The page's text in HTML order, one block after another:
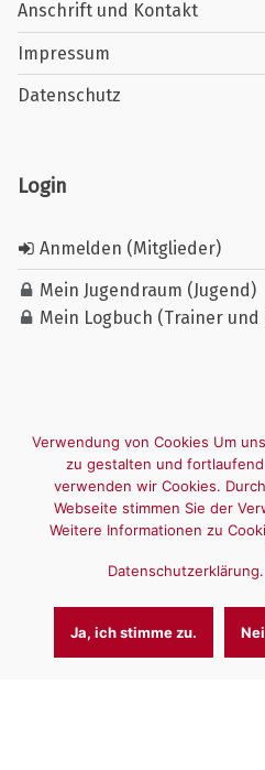
Anschrift und Kontakt
Impressum
Datenschutz
Login
Anmelden (Mitglieder)
Mein Jugendraum (Jugend)
Mein Logbuch (Trainer und
Verwendung von Cookies Um
zu gestalten und
verwenden wir Cookies.
Webseite stimmen Sie der
Weitere Informationen zu
Datenschutzerklärung.
Ja, ich stimme zu.